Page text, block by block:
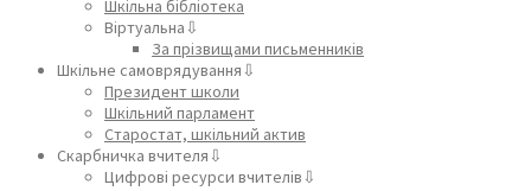
Шкільна бібліотека
Віртуальна⇩
За прізвищами письменників
Шкільне самоврядування⇩
Президент школи
Шкільний парламент
Старостат, шкільний актив
Скарбничка вчителя⇩
Цифрові ресурси вчителів⇩